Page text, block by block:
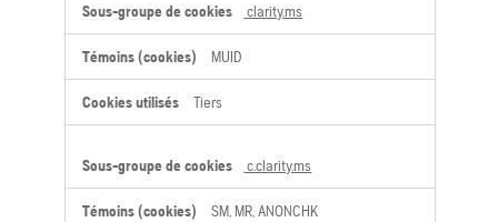
clarity.ms
MUID
Tiers
c.clarity.ms
SM, MR, ANONCHK